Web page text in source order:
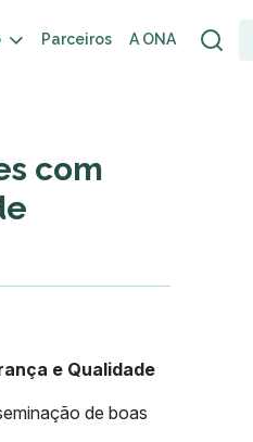
Parceiros A ONA
com
e Qualidade
de boas